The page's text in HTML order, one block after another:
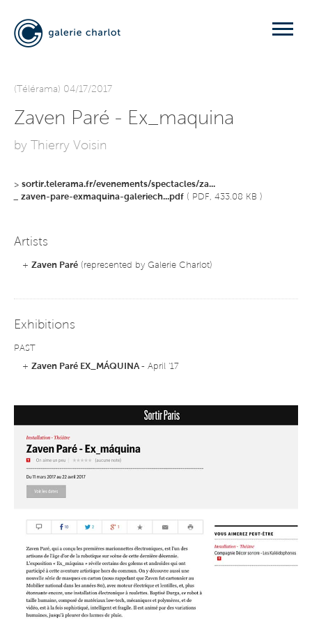
(Télérama) 04/17/2017
Zaven Paré - Ex_maquina
by Thierry Voisin
> sortir.telerama.fr/evenements/spectacles/za...
zaven-pare-exmaquina-galeriech...pdf ( PDF, 433.08 KB )
Artists
+ Zaven Paré (represented by Galerie Charlot)
Exhibitions
PAST
+ Zaven Paré EX_MÁQUINA - April '17